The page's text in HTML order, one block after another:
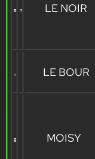
LE NOIR
LE BOUR
MOISY